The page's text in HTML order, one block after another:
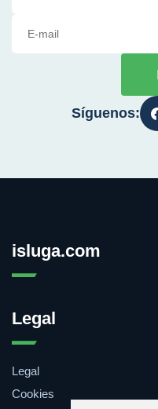
Síguenos:
isluga.com
Legal
Legal
Cookies